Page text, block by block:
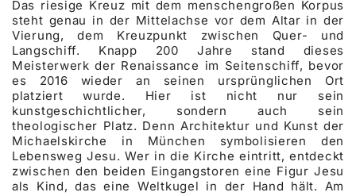
Das riesige Kreuz mit dem menschengroßen Korpus
steht genau in der Mittelachse vor dem Altar in der
Vierung, dem Kreuzpunkt zwischen Quer- und
Langschiff. Knapp 200 Jahre stand dieses
Meisterwerk der Renaissance im Seitenschiff, bevor
es 2016 wieder an seinen ursprünglichen Ort
platziert wurde. Hier ist nicht nur sein
kunstgeschichtlicher, sondern auch sein
theologischer Platz. Denn Architektur und Kunst der
Michaelskirche in München symbolisieren den
Lebensweg Jesu. Wer in die Kirche eintritt, entdeckt
zwischen den beiden Eingangstoren eine Figur Jesu
als Kind, das eine Weltkugel in der Hand hält. Am